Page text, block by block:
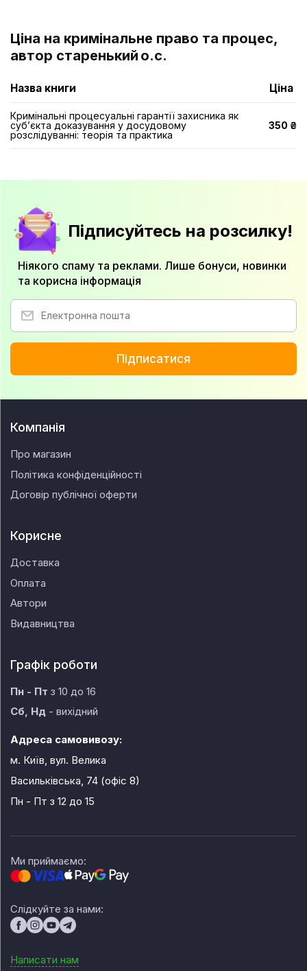
Ціна на кримінальне право та процес,
автор старенький о.с.
Назва книги Ціна
Кримінальні процесуальні гарантії захисника як
суб’єкта доказування у досудовому
розслідуванні: теорія та практика
350 ₴
Підписуйтесь на розсилку!
Ніякого спаму та реклами. Лише бонуси, новинки
та корисна інформація
Підписатися
Компанія
Про магазин
Політика конфіденційності
Договір публічної оферти
Корисне
Доставка
Оплата
Автори
Видавництва
Графік роботи
Пн - Пт з 10 до 16
Сб, Нд - вихідний
Адреса самовивозу:
м. Київ, вул. Велика
Васильківська, 74 (офіс 8)
Пн - Пт з 12 до 15
Ми приймаємо:
Слідкуйте за нами:
Написати нам